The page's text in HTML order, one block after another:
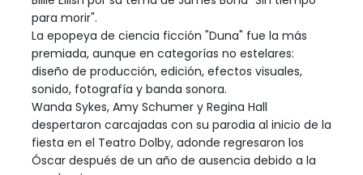
para morir".
La epopeya de ciencia ficción "Duna" fue la más
premiada, aunque en categorías no estelares:
diseño de producción, edición, efectos visuales,
sonido, fotografía y banda sonora.
Wanda Sykes, Amy Schumer y Regina Hall
despertaron carcajadas con su parodia al inicio de la
fiesta en el Teatro Dolby, adonde regresaron los
Óscar después de un año de ausencia debido a la